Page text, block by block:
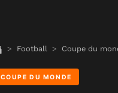
Football Coupe du
COUPE DU MONDE